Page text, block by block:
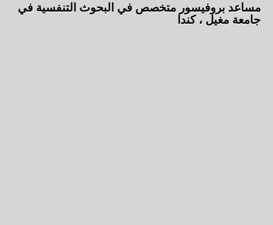
مساعد بروفيسور متخصص في البحوث التنفسية في
جامعة مغيل ، كندا